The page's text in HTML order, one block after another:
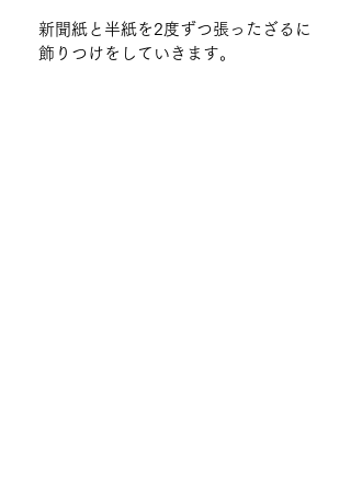
新聞紙と半紙を2度ずつ張ったざるに
飾りつけをしていきます。